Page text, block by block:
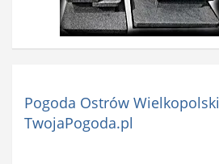
Pogoda Ostrów Wielkopolski
TwojaPogoda.pl